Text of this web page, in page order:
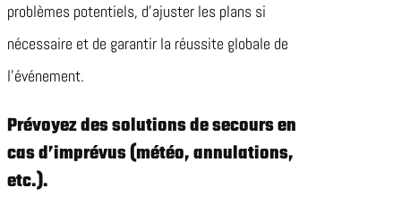
problèmes potentiels, d’ajuster les plans si
nécessaire et de garantir la réussite globale de
l’événement.
Prévoyez des solutions de secours en
cas d’imprévus (météo, annulations,
etc.).